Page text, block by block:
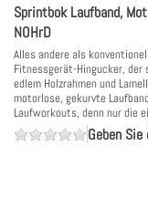
Sprintbok Laufband,
NOHrD
Alles andere als
Fitnessgerät-Hingucker,
edlem Holzrahmen und
motorlose, gekurvte
Laufworkouts, denn nur die
Geben